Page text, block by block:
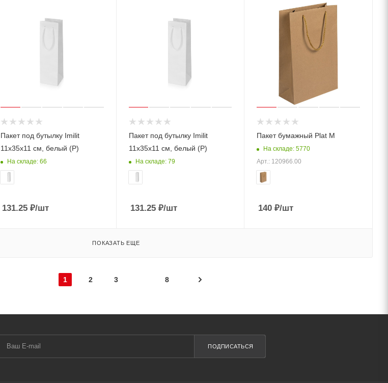
Пакет под бутылку Imilit
11х35х11 см, белый (Р)
На складе: 66
131.25₽/шт
Пакет под бутылку Imilit
11х35х11 см, белый (P)
На складе: 79
131.25₽/шт
Пакет бумажный Plat M
На складе: 5770
Арт.: 120966.00
140 ₽/шт
ПОКАЗАТЬ ЕЩЕ
1 2 3 8
ПОДПИСАТЬСЯ